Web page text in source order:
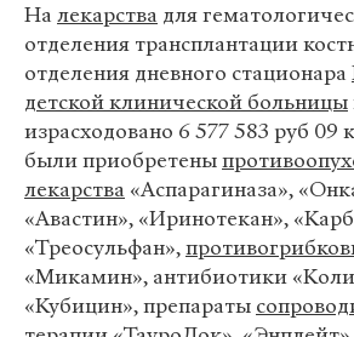
На лекарства для
отделения трансплантации
отделения дневного стационара
детской клинической больницы
израсходовано 6 577 583 руб 09
были приобретены
лекарства «Аспарагиназа»,
«Авастин», «Иринотекан»,
«Треосульфан»,
«Микамин», антибиотики
«Кубицин», препараты